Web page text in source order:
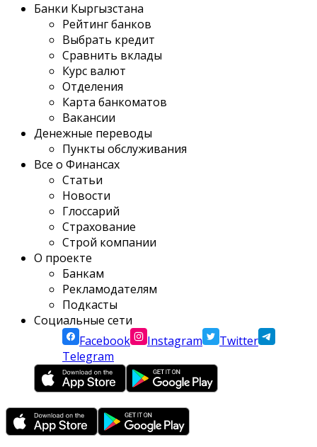
Банки Кыргызстана
Рейтинг банков
Выбрать кредит
Сравнить вклады
Курс валют
Отделения
Карта банкоматов
Вакансии
Денежные переводы
Пункты обслуживания
Все о Финансах
Статьи
Новости
Глоссарий
Страхование
Строй компании
О проекте
Банкам
Рекламодателям
Подкасты
Социальные сети
Facebook
Instagram
Twitter
Telegram